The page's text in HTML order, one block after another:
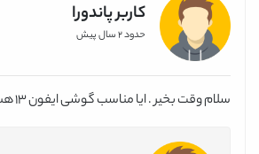
کاربر پاندورا
حدود 2 سال پیش
سلام وقت بخیر . ایا مناسب گوشی ایفون 13 هست ؟